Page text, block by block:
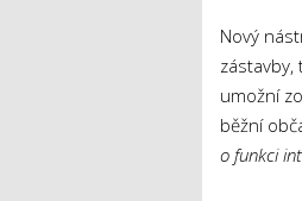
Nový
umožní
běžní
o funkci